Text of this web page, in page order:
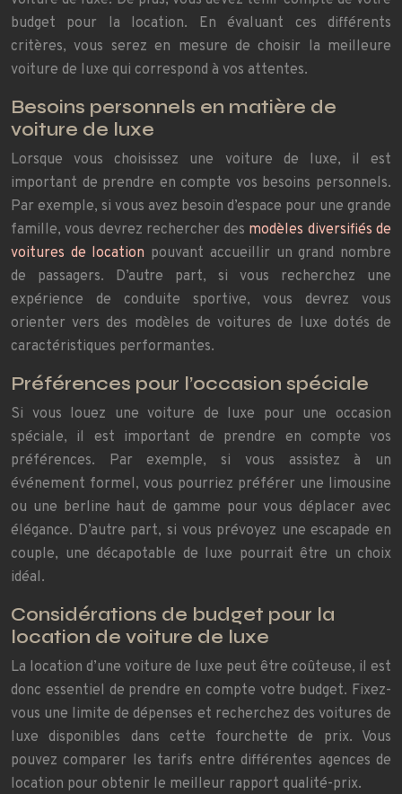
budget pour la location. En évaluant ces différents
critères, vous serez en mesure de choisir la meilleure
voiture de luxe qui correspond à vos attentes.
Besoins personnels en matière de
voiture de luxe
Lorsque vous choisissez une voiture de luxe, il est
important de prendre en compte vos besoins personnels.
Par exemple, si vous avez besoin d’espace pour une grande
famille, vous devrez rechercher des modèles diversifiés de
voitures de location pouvant accueillir un grand nombre
de passagers. D’autre part, si vous recherchez une
expérience de conduite sportive, vous devrez vous
orienter vers des modèles de voitures de luxe dotés de
caractéristiques performantes.
Préférences pour l’occasion spéciale
Si vous louez une voiture de luxe pour une occasion
spéciale, il est important de prendre en compte vos
préférences. Par exemple, si vous assistez à un
événement formel, vous pourriez préférer une limousine
ou une berline haut de gamme pour vous déplacer avec
élégance. D’autre part, si vous prévoyez une escapade en
couple, une décapotable de luxe pourrait être un choix
idéal.
Considérations de budget pour la
location de voiture de luxe
La location d’une voiture de luxe peut être coûteuse, il est
donc essentiel de prendre en compte votre budget. Fixez-
vous une limite de dépenses et recherchez des voitures de
luxe disponibles dans cette fourchette de prix. Vous
pouvez comparer les tarifs entre différentes agences de
location pour obtenir le meilleur rapport qualité-prix.